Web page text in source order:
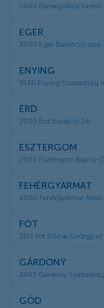
2400 Dunaújváros
EGER
3300 Eger Barkóczy utca
ENYING
8130 Enying Szabadság
ÉRD
2030 Érd Budai út 26.
ESZTERGOM
2500 Esztergom Bajcsy-
FEHÉRGYARMAT
4900 Fehérgyarmat
FÓT
2151 Fót Dózsa György út
GÁRDONY
2483 Gárdony
GÖD